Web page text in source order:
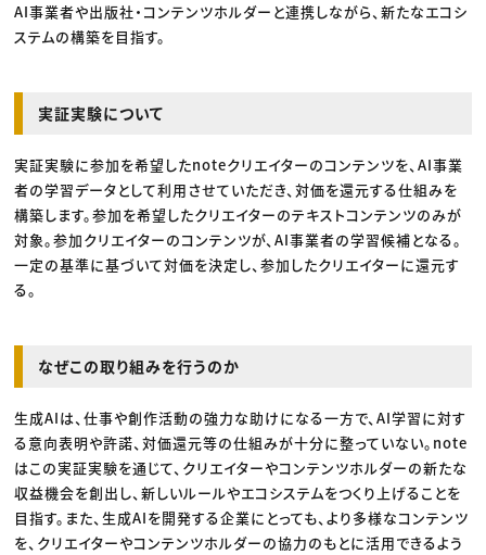
AI事業者や出版社・コンテンツホルダーと連携しながら、新たなエコシ
ステムの構築を目指す。
実証実験について
実証実験に参加を希望したnoteクリエイターのコンテンツを、AI事業
者の学習データとして利用させていただき、対価を還元する仕組みを
構築します。参加を希望したクリエイターのテキストコンテンツのみが
対象。参加クリエイターのコンテンツが、AI事業者の学習候補となる。
一定の基準に基づいて対価を決定し、参加したクリエイターに還元す
る。
なぜこの取り組みを行うのか
生成AIは、仕事や創作活動の強力な助けになる一方で、AI学習に対す
る意向表明や許諾、対価還元等の仕組みが十分に整っていない。note
はこの実証実験を通じて、クリエイターやコンテンツホルダーの新たな
収益機会を創出し、新しいルールやエコシステムをつくり上げることを
目指す。また、生成AIを開発する企業にとっても、より多様なコンテンツ
を、クリエイターやコンテンツホルダーの協力のもとに活用できるよう